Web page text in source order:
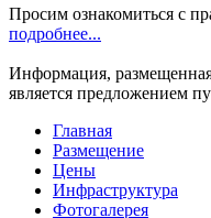
Просим ознакомиться с
подробнее...
Информация,
является предложением
Главная
Размещение
Цены
Инфраструктура
Фотогалерея